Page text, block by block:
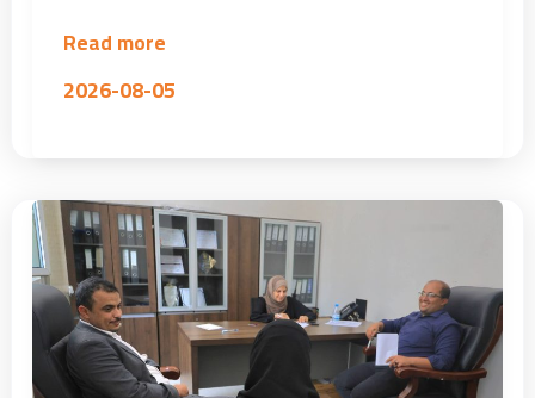
Read more
2026-08-05
خطوة
نحو
المعطف
الأبيض
…
جامعة